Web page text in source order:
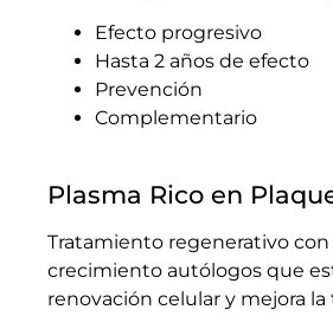
Efecto progresivo
Hasta 2 años de efecto
Prevención
Complementario
Plasma Rico en
Tratamiento regenerativo con
crecimiento autólogos que
renovación celular y mejora